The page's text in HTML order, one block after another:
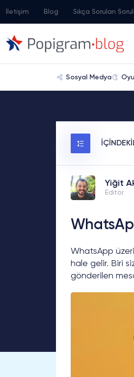
İletişim Blog Sıkça Sorulan
Sosyal Medya
Yiğit
Editör
WhatsApp
hale gelir. Biri
gönderilen